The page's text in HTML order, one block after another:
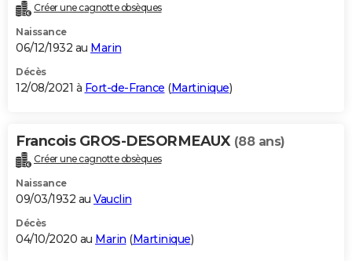
Créer une cagnotte obsèques
Naissance
06/12/1932 au Marin
Décès
12/08/2021 à Fort-de-France (Martinique)
Francois GROS-DESORMEAUX (88 ans)
Créer une cagnotte obsèques
Naissance
09/03/1932 au Vauclin
Décès
04/10/2020 au Marin (Martinique)